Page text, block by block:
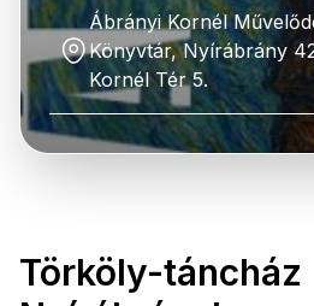
Ábrányi Kornél
Könyvtár, Nyírábrány
Kornél Tér 5.
Törköly-táncház